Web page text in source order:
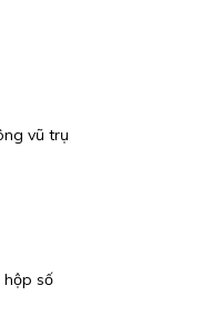
vũ trụ
số